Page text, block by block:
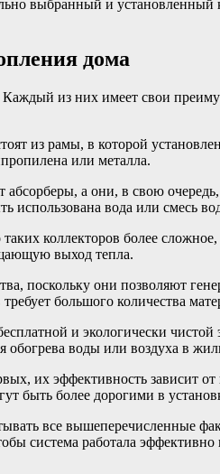
выбранный и
дома
из них имеет свои
из рамы, в которой
или металла.
а они, в свою
использована вода или смесь
коллекторов более
выход тепла.
поскольку они позволяют
большого количества
и экологически
обогрева воды или воздуха в
их эффективность зависит
быть более дорогими в
все вышеперечисленные
система работала эффективно